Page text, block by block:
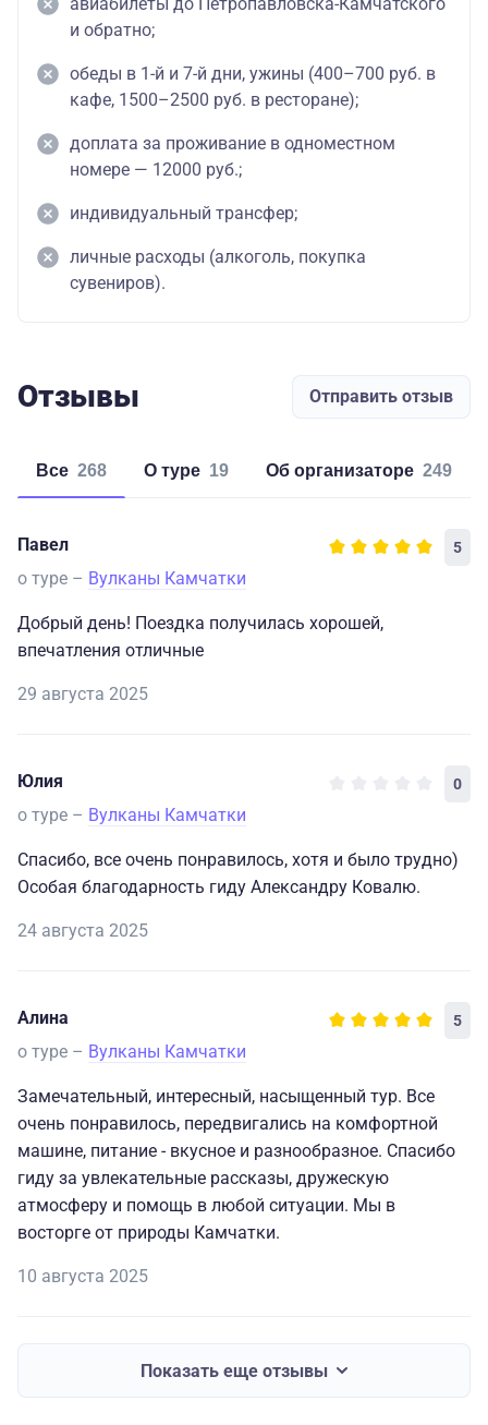
авиабилеты до Петропавловска-Камчатского
и обратно;
обеды в 1-й и 7-й дни, ужины (400–700 руб. в
кафе, 1500–2500 руб. в ресторане);
доплата за проживание в одноместном
номере — 12000 руб.;
индивидуальный трансфер;
личные расходы (алкоголь, покупка
сувениров).
Отзывы Отправить отзыв
Все 268 о туре 19 об организаторе 249
Павел 5
о туре – Вулканы Камчатки
Добрый день! Поездка получилась хорошей,
впечатления отличные
29 августа 2025
Юлия 0
о туре – Вулканы Камчатки
Спасибо, все очень понравилось, хотя и было трудно)
Особая благодарность гиду Александру Ковалю.
24 августа 2025
Алина 5
о туре – Вулканы Камчатки
Замечательный, интересный, насыщенный тур. Все
очень понравилось, передвигались на комфортной
машине, питание - вкусное и разнообразное. Спасибо
гиду за увлекательные рассказы, дружескую
атмосферу и помощь в любой ситуации. Мы в
восторге от природы Камчатки.
10 августа 2025
Показать еще отзывы